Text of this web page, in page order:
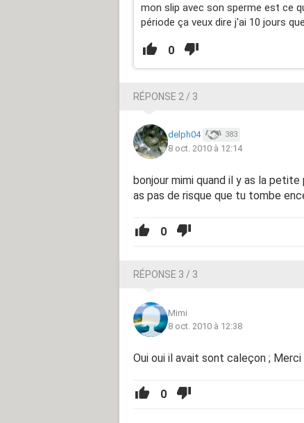
mon slip avec son sperme est ce
période ça veux dire j'ai 10 jours
0
RÉPONSE 2 / 3
delph04 383
8 oct. 2010 à 12:14
bonjour mimi quand il y as la
as pas de risque que tu tombe
0
RÉPONSE 3 / 3
Mimi
8 oct. 2010 à 12:38
Oui oui il avait sont caleçon ;
0